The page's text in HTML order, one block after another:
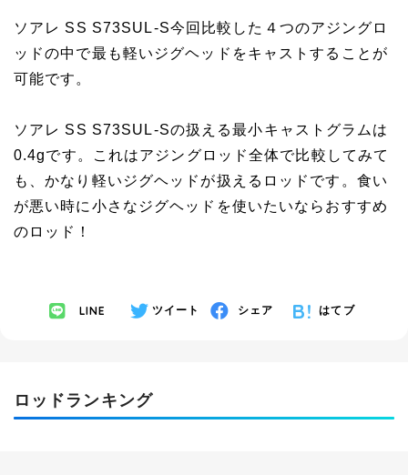
ソアレ SS S73SUL-S今回比較した４つのアジングロ
ッドの中で最も軽いジグヘッドをキャストすることが
可能です。
ソアレ SS S73SUL-Sの扱える最小キャストグラムは
0.4gです。これはアジングロッド全体で比較してみて
も、かなり軽いジグヘッドが扱えるロッドです。食い
が悪い時に小さなジグヘッドを使いたいならおすすめ
のロッド！
LINE ツイート シェア はてブ
ロッドランキング